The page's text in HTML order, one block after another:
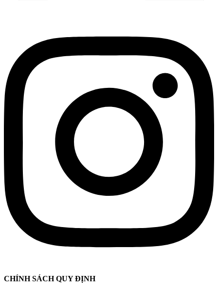
CHÍNH SÁCH QUY ĐỊNH